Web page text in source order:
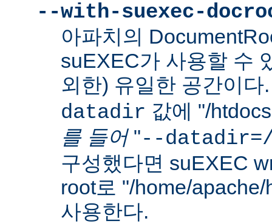
--with-suexec-
아파치의
suEXEC가 사용할 수
외한) 유일한 공간이
datadir 값에 "/
를 들어"--datadir=/
구성했다면 suEXEC
root로 "/home/
사용한다.